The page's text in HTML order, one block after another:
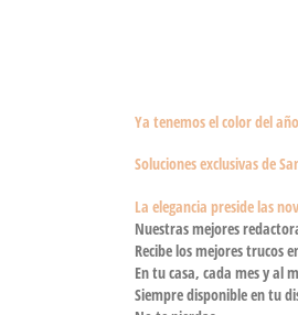
Ya tenemos el color del
Soluciones exclusivas de
La elegancia preside las
Nuestras mejores
Recibe los mejores trucos
En tu casa, cada mes y al
Siempre disponible en tu